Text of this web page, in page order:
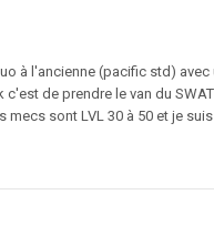
à l'ancienne (pacific std)
de prendre le van du
sont LVL 30 à 50 et je suis